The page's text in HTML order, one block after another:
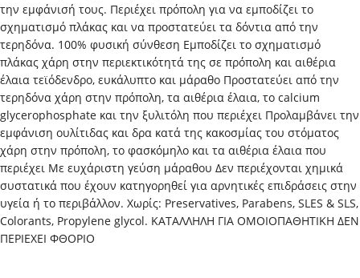
την εμφάνισή τους. Περιέχει πρόπολη για να εμποδίζει το
σχηματισμό πλάκας και να προστατεύει τα δόντια από την
τερηδόνα. 100% φυσική σύνθεση Εμποδίζει το σχηματισμό
πλάκας χάρη στην περιεκτικότητά της σε πρόπολη και αιθέρια
έλαια τεϊόδενδρο, ευκάλυπτο και μάραθο Προστατεύει από την
τερηδόνα χάρη στην πρόπολη, τα αιθέρια έλαια, το calcium
glycerophosphate και την ξυλιτόλη που περιέχει Προλαμβάνει την
εμφάνιση ουλίτιδας και δρα κατά της κακοσμίας του στόματος
χάρη στην πρόπολη, το φασκόμηλο και τα αιθέρια έλαια που
περιέχει Με ευχάριστη γεύση μάραθου Δεν περιέχονται χημικά
συστατικά που έχουν κατηγορηθεί για αρνητικές επιδράσεις στην
υγεία ή το περιβάλλον. Χωρίς: Preservatives, Parabens, SLES & SLS,
Colorants, Propylene glycol. ΚΑΤΑΛΛΗΛΗ ΓΙΑ ΟΜΟΙΟΠΑΘΗΤΙΚΗ ΔΕΝ
ΠΕΡΙΕΧΕΙ ΦΘΟΡΙΟ